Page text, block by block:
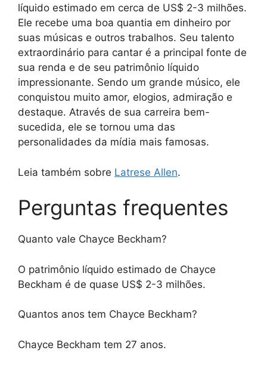
líquido estimado em cerca de US$ 2-3 milhões.
Ele recebe uma boa quantia em dinheiro por
suas músicas e outros trabalhos. Seu talento
extraordinário para cantar é a principal fonte de
sua renda e de seu patrimônio líquido
impressionante. Sendo um grande músico, ele
conquistou muito amor, elogios, admiração e
destaque. Através de sua carreira bem-
sucedida, ele se tornou uma das
personalidades da mídia mais famosas.
Leia também sobre Latrese Allen.
Perguntas frequentes
Quanto vale Chayce Beckham?
O patrimônio líquido estimado de Chayce
Beckham é de quase US$ 2-3 milhões.
Quantos anos tem Chayce Beckham?
Chayce Beckham tem 27 anos.